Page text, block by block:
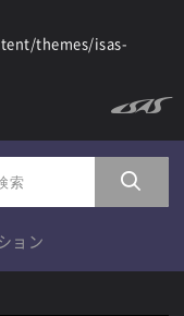
themes/isas-
ョン